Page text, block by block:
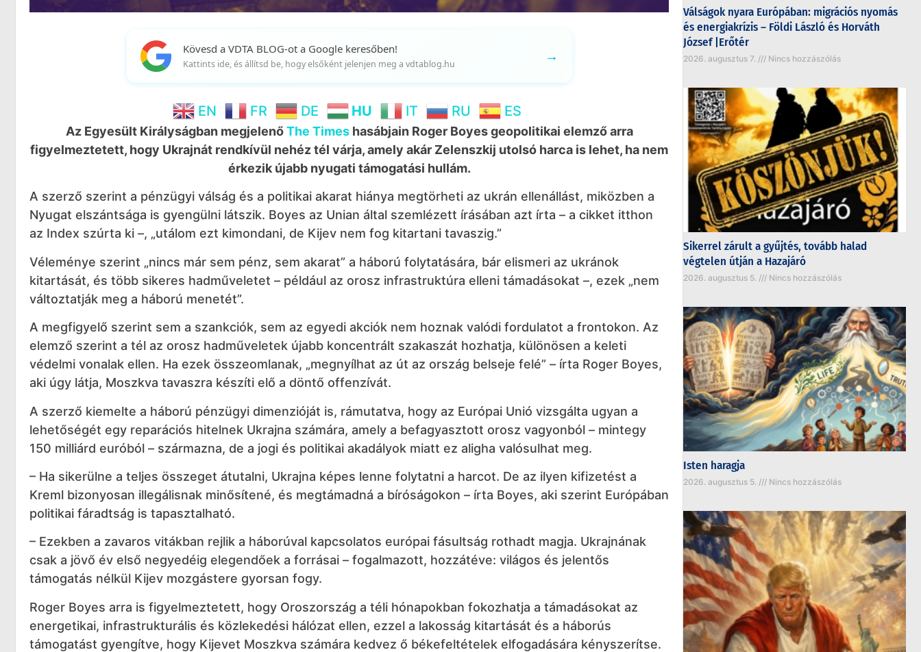
Kövesd a VDTA BLOG-ot a Google keresőben!
Kattints ide, és állítsd be, hogy elsőként jelenjen meg a vdtablog.hu →
EN FR DE HU IT RU ES
Az Egyesült Királyságban megjelenőThe Timeshasábjain Roger Boyes geopolitikai elemző arra
figyelmeztetett, hogy Ukrajnát rendkívül nehéz tél várja, amely akár Zelenszkij utolsó harca is lehet, ha nem
érkezik újabb nyugati támogatási hullám.
A szerző szerint a pénzügyi válság és a politikai akarat hiánya megtörheti az ukrán ellenállást, miközben a
Nyugat elszántsága is gyengülni látszik. Boyes az Unian által szemlézett írásában azt írta – a cikket itthon
az Index szúrta ki –, „utálom ezt kimondani, de Kijev nem fog kitartani tavaszig.”
Véleménye szerint „nincs már sem pénz, sem akarat” a háború folytatására, bár elismeri az ukránok
kitartását, és több sikeres hadműveletet – például az orosz infrastruktúra elleni támadásokat –, ezek „nem
változtatják meg a háború menetét”.
A megfigyelő szerint sem a szankciók, sem az egyedi akciók nem hoznak valódi fordulatot a frontokon. Az
elemző szerint a tél az orosz hadműveletek újabb koncentrált szakaszát hozhatja, különösen a keleti
védelmi vonalak ellen. Ha ezek összeomlanak, „megnyílhat az út az ország belseje felé” – írta Roger Boyes,
aki úgy látja, Moszkva tavaszra készíti elő a döntő offenzívát.
A szerző kiemelte a háború pénzügyi dimenzióját is, rámutatva, hogy az Európai Unió vizsgálta ugyan a
lehetőségét egy reparációs hitelnek Ukrajna számára, amely a befagyasztott orosz vagyonból – mintegy
150 milliárd euróból – származna, de a jogi és politikai akadályok miatt ez aligha valósulhat meg.
– Ha sikerülne a teljes összeget átutalni, Ukrajna képes lenne folytatni a harcot. De az ilyen kifizetést a
Kreml bizonyosan illegálisnak minősítené, és megtámadná a bíróságokon – írta Boyes, aki szerint Európában
politikai fáradtság is tapasztalható.
– Ezekben a zavaros vitákban rejlik a háborúval kapcsolatos európai fásultság rothadt magja. Ukrajnának
csak a jövő év első negyedéig elegendőek a forrásai – fogalmazott, hozzátéve: világos és jelentős
támogatás nélkül Kijev mozgástere gyorsan fogy.
Roger Boyes arra is figyelmeztetett, hogy Oroszország a téli hónapokban fokozhatja a támadásokat az
energetikai, infrastrukturális és közlekedési hálózat ellen, ezzel a lakosság kitartását és a háborús
támogatást gyengítve, hogy Kijevet Moszkva számára kedvez ő békefeltételek elfogadására kényszerítse.
Válságok nyara Európában: migrációs nyomás
és energiakrízis – Földi László és Horváth
József |Erőtér
2026. augusztus 7. Nincs hozzászólás
Sikerrel zárult a gyűjtés, tovább halad
végtelen útján a Hazajáró
2026. augusztus 5. Nincs hozzászólás
Isten haragja
2026. augusztus 5. Nincs hozzászólás